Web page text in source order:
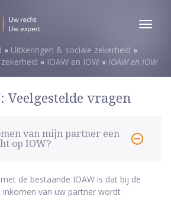
Toggle
» Uitkeringen & sociale zekerheid »
» IOAW en IOW » IOAW en IOW
Veelgestelde vragen
van mijn partner een
op IOW?
de bestaande IOAW is dat bij de
inkomen van uw partner wordt